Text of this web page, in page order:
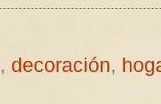
, decoración,